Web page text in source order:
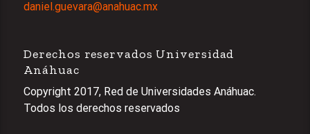
daniel.guevara@anahuac.mx
Derechos reservados Universidad
Anáhuac
Copyright 2017, Red de Universidades Anáhuac.
Todos los derechos reservados